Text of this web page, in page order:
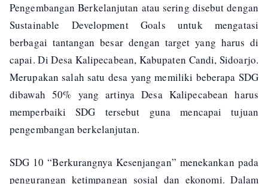
Pengembangan Berkelanjutan atau sering disebut dengan
Sustainable Development Goals untuk mengatasi
berbagai tantangan besar dengan target yang harus di
capai. Di Desa Kalipecabean, Kabupaten Candi, Sidoarjo.
Merupakan salah satu desa yang memiliki beberapa SDG
dibawah 50% yang artinya Desa Kalipecabean harus
memperbaiki SDG tersebut guna mencapai tujuan
pengembangan berkelanjutan.
SDG 10 “Berkurangnya Kesenjangan” menekankan pada
pengurangan ketimpangan sosial dan ekonomi. Dalam